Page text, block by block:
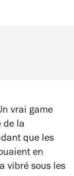
vrai game
de la
que les
en
vibré sous les